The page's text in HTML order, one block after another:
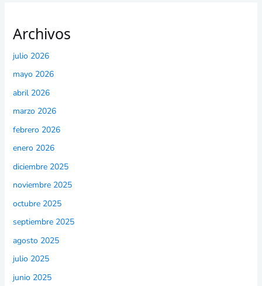
Archivos
julio 2026
mayo 2026
abril 2026
marzo 2026
febrero 2026
enero 2026
diciembre 2025
noviembre 2025
octubre 2025
septiembre 2025
agosto 2025
julio 2025
junio 2025